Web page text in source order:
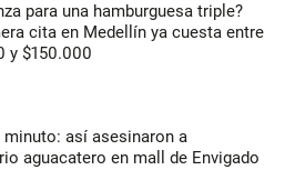
para una hamburguesa triple?
cita en Medellín ya cuesta entre
y $150.000
minuto: así asesinaron a
aguacatero en mall de Envigado